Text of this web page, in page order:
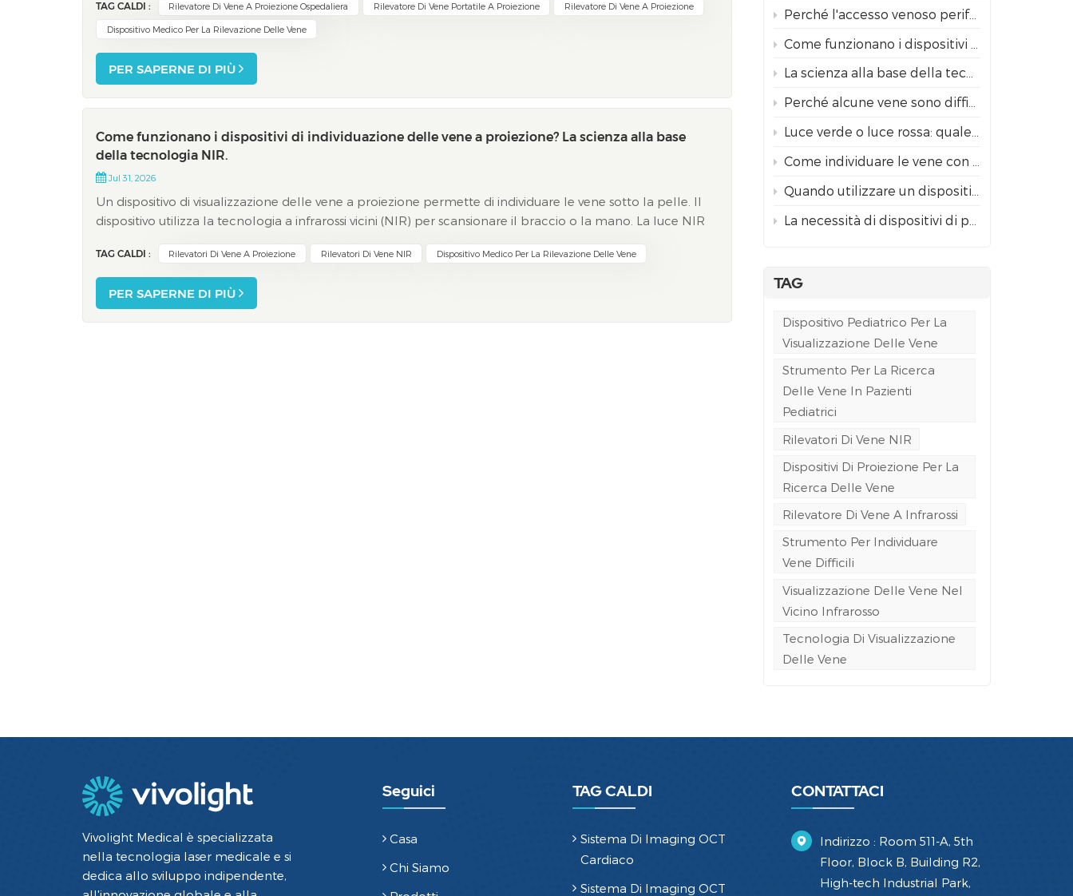
Perché l'accesso venoso periferico è spesso più difficile nei bambini rispetto agli adulti?
Come funzionano i dispositivi di individuazione delle vene a proiezione? La scienza alla base della tecnologia NIR.
La scienza alla base della tecnologia di visualizzazione delle vene tramite infrarossi
Perché alcune vene sono difficili da trovare?
Luce verde o luce rossa: quale modalità di visualizzazione delle vene con proiettore è più adatta ai diversi tipi di pelle?
Come individuare le vene con un rilevatore di vene a infrarossi per un inserimento sicuro dell'ago
Quando utilizzare un dispositivo di proiezione per la ricerca delle vene rispetto alla guida ecografica per l'accesso venoso difficile
La necessità di dispositivi di proiezione per la ricerca delle vene in pronto soccorso e in ambulanza
TAG
Dispositivo Pediatrico Per La
Visualizzazione Delle Vene
Strumento Per La Ricerca
Delle Vene In Pazienti
Pediatrici
Rilevatori Di Vene NIR
Dispositivi Di Proiezione Per La
Ricerca Delle Vene
Rilevatore Di Vene A Infrarossi
Strumento Per Individuare
Vene Difficili
Visualizzazione Delle Vene Nel
Vicino Infrarosso
Tecnologia Di Visualizzazione
Delle Vene
infermieri...
TAG CALDI : Rilevatore Di Vene A Proiezione Ospedaliera Rilevatore Di Vene Portatile A Proiezione Rilevatore Di Vene A Proiezione
Dispositivo Medico Per La Rilevazione Delle Vene
PER SAPERNE DI PIÙ
Come funzionano i dispositivi di individuazione delle vene a proiezione? La scienza alla base
della tecnologia NIR.
Jul 31, 2026
Un dispositivo di visualizzazione delle vene a proiezione permette di individuare le vene sotto la pelle. Il
dispositivo utilizza la tecnologia a infrarossi vicini (NIR) per scansionare il braccio o la mano. La luce NIR
TAG CALDI : Rilevatori Di Vene A Proiezione Rilevatori Di Vene NIR Dispositivo Medico Per La Rilevazione Delle Vene
PER SAPERNE DI PIÙ
Vivolight Medical è specializzata
nella tecnologia laser medicale e si
dedica allo sviluppo indipendente,
Seguici
Casa
Chi Siamo
TAG CALDI
Sistema Di Imaging OCT
Cardiaco
Sistema Di Imaging OCT
CONTATTACI
Indirizzo : Room 511-A, 5th
Floor, Block B, Building R2,
High-tech Industrial Park,